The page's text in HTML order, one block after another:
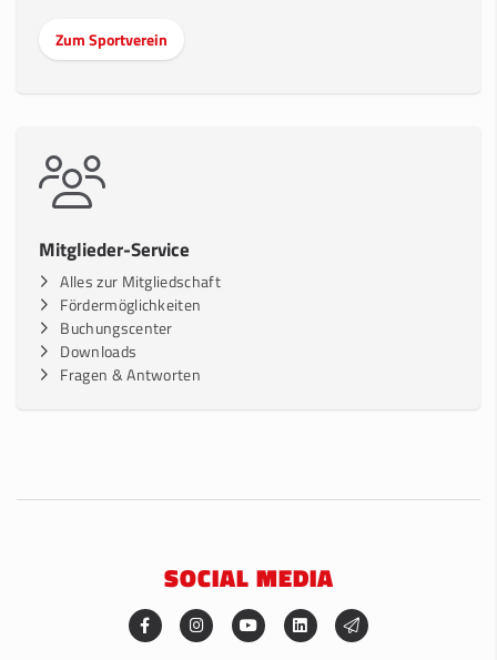
Zum Sportverein
Mitglieder-Service
Alles zur Mitgliedschaft
Fördermöglichkeiten
Buchungscenter
Downloads
Fragen & Antworten
SOCIAL MEDIA